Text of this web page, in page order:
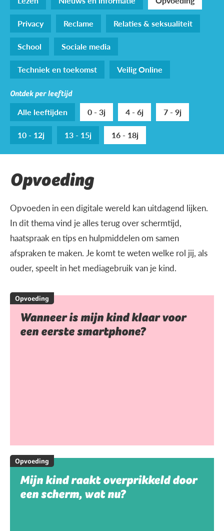
Privacy
Reclame
Relaties & seksualiteit
School
Sociale media
Techniek en toekomst
Veilig Online
Ontdek per leeftijd
Alle leeftijden 0 - 3j 4 - 6j
7 - 9j
10 - 12j
13 - 15j 16 - 18j
Opvoeding
Opvoeden in een digitale wereld kan uitdagend lijken.
In dit thema vind je alles terug over schermtijd,
haatspraak en tips en hulpmiddelen om samen
afspraken te maken. Je komt te weten welke rol jij, als
ouder, speelt in het mediagebruik van je kind.
Opvoeding
Wanneer is mijn kind klaar voor
een eerste smartphone?
Opvoeding
Mijn kind raakt overprikkeld door
een scherm, wat nu?